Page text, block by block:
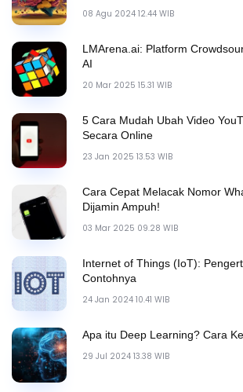
08 Agu 2024 12.44 WIB
20 Mar 2025 15.31 WIB
LMArena.ai: Platform
AI
23 Jan 2025 13.53 WIB
5 Cara Mudah Ubah Video
Secara Online
03 Mar 2025 09.28 WIB
Cara Cepat Melacak Nomor
Dijamin Ampuh!
24 Jan 2024 10.41 WIB
Internet of Things (IoT):
Contohnya
29 Jul 2024 13.38 WIB
Apa itu Deep Learning? Cara